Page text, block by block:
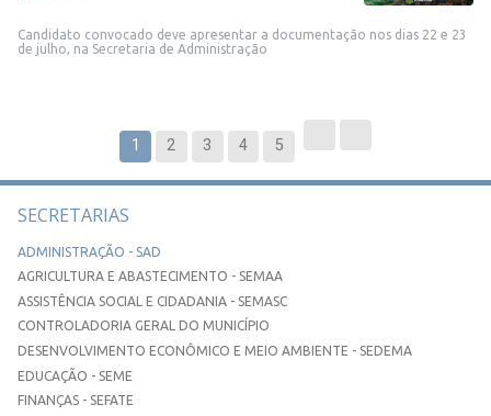
Candidato convocado deve apresentar a documentação nos dias 22 e 23
de julho, na Secretaria de Administração
1 2 3 4 5
SECRETARIAS
ADMINISTRAÇÃO - SAD
AGRICULTURA E ABASTECIMENTO - SEMAA
ASSISTÊNCIA SOCIAL E CIDADANIA - SEMASC
CONTROLADORIA GERAL DO MUNICÍPIO
DESENVOLVIMENTO ECONÔMICO E MEIO AMBIENTE - SEDEMA
EDUCAÇÃO - SEME
FINANÇAS - SEFATE